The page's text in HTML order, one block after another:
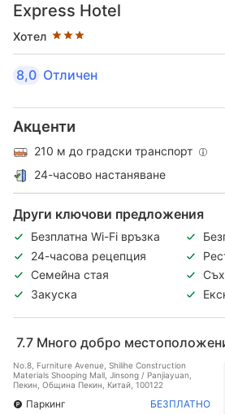
Express Hotel
Хотел
8,0 Отличен
Акценти
210 м до градски транспорт
24-часово настаняване
Други ключови предложения
Безплатна Wi-Fi връзка
24-часова рецепция
Семейна стая
Закуска
7.7 Много добро
No.8, Furniture Avenue, Shilihe Construction
Materials Shooping Mall, Jinsong / Panjiayuan,
Пекин, Община Пекин, Китай, 100122
Паркинг
БЕЗПЛАТНО